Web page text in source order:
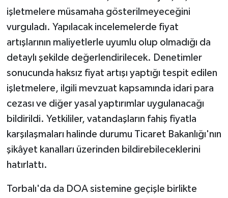
işletmelere müsamaha gösterilmeyeceğini
vurguladı. Yapılacak incelemelerde fiyat
artışlarının maliyetlerle uyumlu olup olmadığı da
detaylı şekilde değerlendirilecek. Denetimler
sonucunda haksız fiyat artışı yaptığı tespit edilen
işletmelere, ilgili mevzuat kapsamında idari para
cezası ve diğer yasal yaptırımlar uygulanacağı
bildirildi. Yetkililer, vatandaşların fahiş fiyatla
karşılaşmaları halinde durumu Ticaret Bakanlığı'nın
şikâyet kanalları üzerinden bildirebileceklerini
hatırlattı.
Torbalı'da da DOA sistemine geçişle birlikte